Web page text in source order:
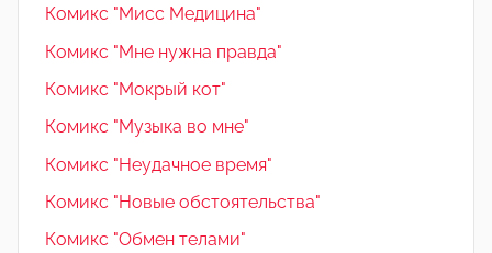
Комикс "Мисс Медицина"
Комикс "Мне нужна правда"
Комикс "Мокрый кот"
Комикс "Музыка во мне"
Комикс "Неудачное время"
Комикс "Новые обстоятельства"
Комикс "Обмен телами"